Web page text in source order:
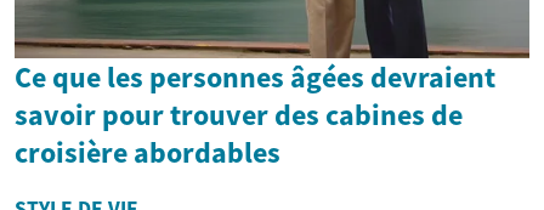
Ce que les personnes âgées devraient
savoir pour trouver des cabines de
croisière abordables